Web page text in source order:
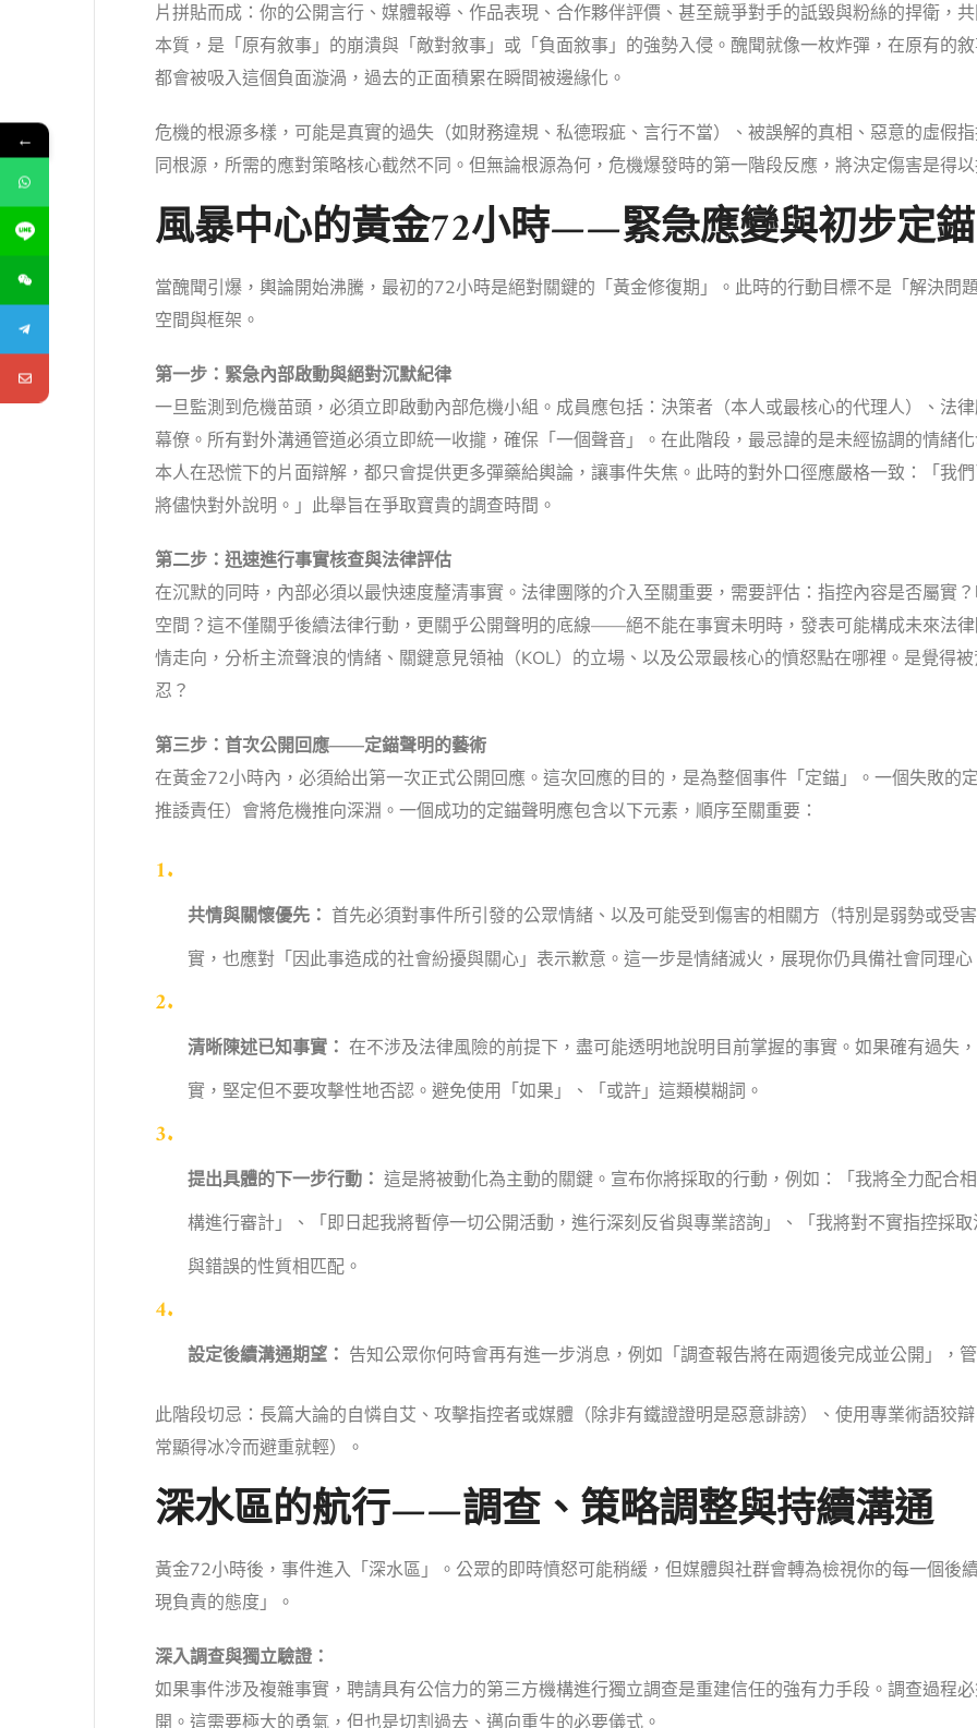
片拼貼而成：你的公開言行、媒體報導、作品表現、合作夥伴評價、甚至競爭對手的詆毀與粉絲的捍衛，
本質，是「原有敘事」的崩潰與「敵對敘事」或「負面敘事」的強勢入侵。醜聞就像一枚炸彈，在原有的
都會被吸入這個負面漩渦，過去的正面積累在瞬間被邊緣化。
危機的根源多樣，可能是真實的過失（如財務違規、私德瑕疵、言行不當）、被誤解的真相、惡意的虛假
同根源，所需的應對策略核心截然不同。但無論根源為何，危機爆發時的第一階段反應，將決定傷害是得
風暴中心的黃金72小時——緊急應變與初步定錨
當醜聞引爆，輿論開始沸騰，最初的72小時是絕對關鍵的「黃金修復期」。此時的行動目標不是「解決問
空間與框架。
第一步：緊急內部啟動與絕對沉默紀律
一旦監測到危機苗頭，必須立即啟動內部危機小組。成員應包括：決策者（本人或最核心的代理人）、法
幕僚。所有對外溝通管道必須立即統一收攏，確保「一個聲音」。在此階段，最忌諱的是未經協調的情
本人在恐慌下的片面辯解，都只會提供更多彈藥給輿論，讓事件失焦。此時的對外口徑應嚴格一致：「我
將儘快對外說明。」此舉旨在爭取寶貴的調查時間。
第二步：迅速進行事實核查與法律評估
在沉默的同時，內部必須以最快速度釐清事實。法律團隊的介入至關重要，需要評估：指控內容是否屬實
空間？這不僅關乎後續法律行動，更關乎公開聲明的底線——絕不能在事實未明時，發表可能構成未來法
情走向，分析主流聲浪的情緒、關鍵意見領袖（KOL）的立場、以及公眾最核心的憤怒點在哪裡。是覺得
忍？
第三步：首次公開回應——定錨聲明的藝術
在黃金72小時內，必須給出第一次正式公開回應。這次回應的目的，是為整個事件「定錨」。一個失敗的
推諉責任）會將危機推向深淵。一個成功的定錨聲明應包含以下元素，順序至關重要：
共情與關懷優先： 首先必須對事件所引發的公眾情緒、以及可能受到傷害的相關方（特別是弱勢或受
實，也應對「因此事造成的社會紛擾與關心」表示歉意。這一步是情緒滅火，展現你仍具備社會同理
清晰陳述已知事實： 在不涉及法律風險的前提下，盡可能透明地說明目前掌握的事實。如果確有過失
實，堅定但不要攻擊性地否認。避免使用「如果」、「或許」這類模糊詞。
提出具體的下一步行動： 這是將被動化為主動的關鍵。宣布你將採取的行動，例如：「我將全力配合
構進行審計」、「即日起我將暫停一切公開活動，進行深刻反省與專業諮詢」、「我將對不實指控採
與錯誤的性質相匹配。
設定後續溝通期望： 告知公眾你何時會再有進一步消息，例如「調查報告將在兩週後完成並公開」，
此階段切忌：長篇大論的自憐自艾、攻擊指控者或媒體（除非有鐵證證明是惡意誹謗）、使用專業術語狡
常顯得冰冷而避重就輕）。
深水區的航行——調查、策略調整與持續溝通
黃金72小時後，事件進入「深水區」。公眾的即時憤怒可能稍緩，但媒體與社群會轉為檢視你的每一個後
現負責的態度」。
深入調查與獨立驗證：
如果事件涉及複雜事實，聘請具有公信力的第三方機構進行獨立調查是重建信任的強有力手段。調查過程
開。這需要極大的勇氣，但也是切割過去、邁向重生的必要儀式。
←